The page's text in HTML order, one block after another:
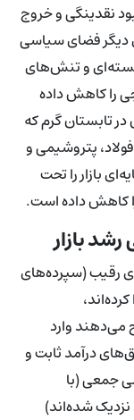
نقدینگی و خروج
دیگر فضای سیاسی
و تنش‌های
را کاهش داده
تابستان گرم که
پتروشیمی و
بازار را تحت
کاهش داده است.
بازار
رقیب (سپرده‌های
می‌دهند وارد
درآمد ثابت و
جمعی (با
محدوده‌های 33–45 درصد نزدیک شده‌اند)